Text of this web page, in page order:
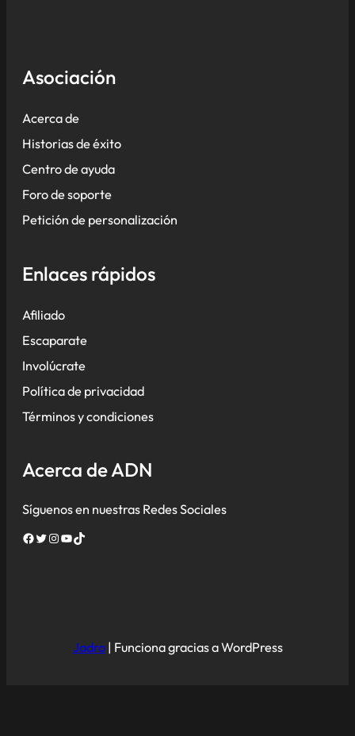
Asociación
Acerca de
Historias de éxito
Centro de ayuda
Foro de soporte
Petición de personalización
Enlaces rápidos
Afiliado
Escaparate
Involúcrate
Política de privacidad
Términos y condiciones
Acerca de ADN
Síguenos en nuestras Redes Sociales
Facebook
Twitter
Instagram
YouTube
TikTok
Jadro | Funciona gracias a WordPress